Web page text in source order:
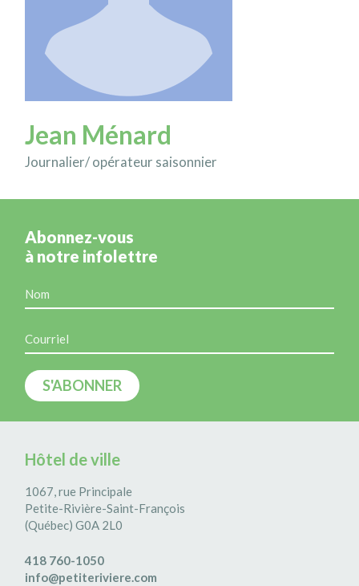
Jean Ménard
Journalier/ opérateur saisonnier
Abonnez-vous
à notre infolettre
Hôtel de ville
1067, rue Principale
Petite-Rivière-Saint-François
(Québec) G0A 2L0
418 760-1050
info@petiteriviere.com